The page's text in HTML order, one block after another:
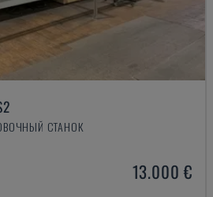
СТАНОК
13.000 €